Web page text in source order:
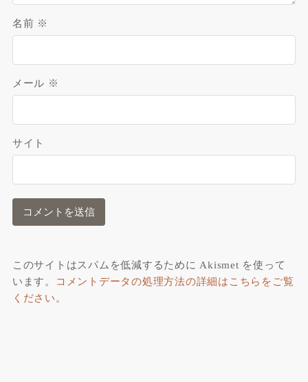
名前 ※
メール ※
サイト
このサイトはスパムを低減するために Akismet を使って
います。
コメントデータの処理方法の詳細はこちらをご覧
ください 。